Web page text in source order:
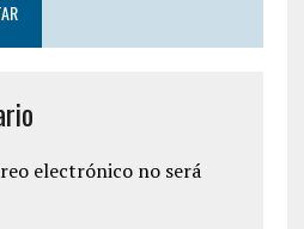
electrónico no será